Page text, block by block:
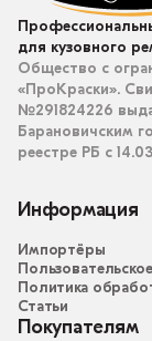
для кузовного
Общество с
«ПроКраски».
№291824226
Барановичским
реестре РБ с
Информация
Импортёры
Политика
Статьи
Покупателям